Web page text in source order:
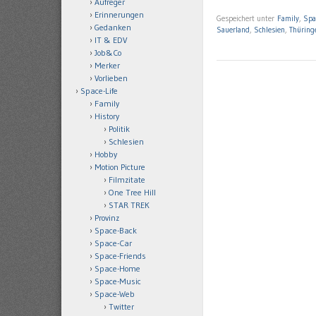
Gespeichert unter Family,
Sauerland, Schlesien,
Erinnerungen
Gedanken
IT & EDV
Job&Co
Merker
Vorlieben
Space-Life
Family
History
Politik
Schlesien
Hobby
Motion Picture
Filmzitate
One Tree Hill
STAR TREK
Provinz
Space-Back
Space-Car
Space-Friends
Space-Home
Space-Music
Space-Web
Twitter